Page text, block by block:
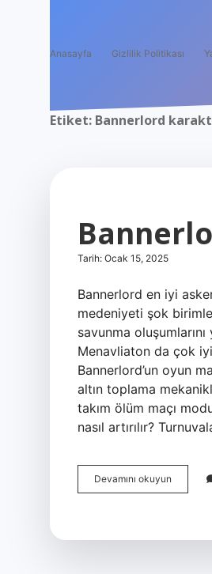
Anasayfa Gizlilik Politikası
Etiket: Bannerlord
Tarih: Ocak 15, 2025
Bannerlord en iyi
medeniyeti şok
savunma
Menavliaton da çok
Bannerlord’un oyun
altın toplama
takım ölüm maçı
nasıl artırılır?
Devamını okuyun
Baskın